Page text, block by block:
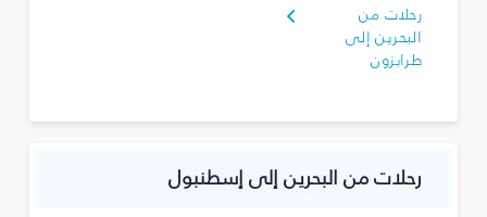
رحلات من
البحرين إلى
طرابزون
رحلات من البحرين إلى إسطنبول